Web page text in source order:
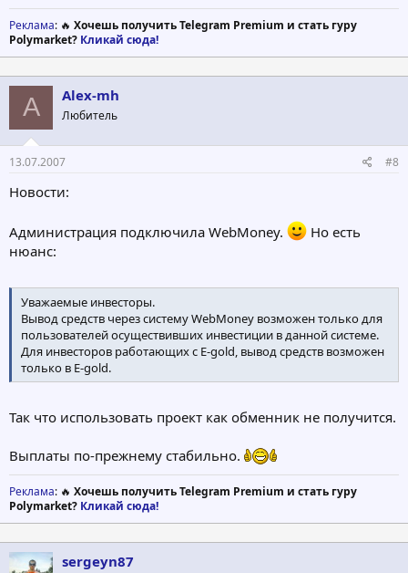
Реклама: 🔥 Хочешь получить Telegram Premium и стать гуру
Polymarket? Кликай сюда!
A Alex-mh
Любитель
13.07.2007 #8
Новости:
Администрация подключила WebMoney.
Но есть
нюанс:
Уважаемые инвесторы.
Вывод средств через систему WebMoney возможен только для
пользователей осуществивших инвестиции в данной системе.
Для инвесторов работающих с E-gold, вывод средств возможен
только в E-gold.
Так что использовать проект как обменник не получится.
Выплаты по-прежнему стабильно.
Реклама: 🔥 Хочешь получить Telegram Premium и стать гуру
Polymarket? Кликай сюда!
sergeyn87